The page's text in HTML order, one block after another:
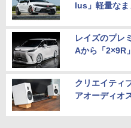
lus」軽量な
レイズのプレ
Aから「2×9R
クリエイティ
アオーディオ